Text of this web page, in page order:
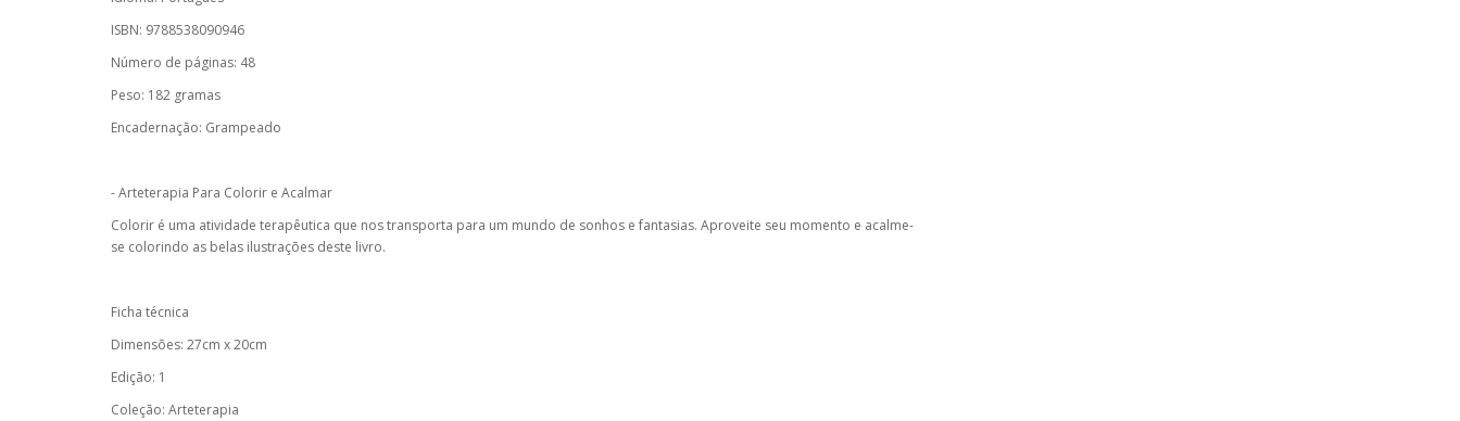
ISBN: 9788538090946
Número de páginas: 48
Peso: 182 gramas
Encadernação: Grampeado
- Arteterapia Para Colorir e Acalmar
Colorir é uma atividade terapêutica que nos transporta para um mundo de sonhos e fantasias. Aproveite seu momento e acalme-
se colorindo as belas ilustrações deste livro.
Ficha técnica
Dimensões: 27cm x 20cm
Edição: 1
Coleção: Arteterapia